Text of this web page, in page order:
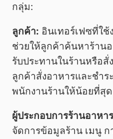
กลุ่ม:
ลูกค้า: อินเทอร์เฟซที่ใช้
ช่วยให้ลูกค้าค้นหาร้าน
รับประทานในร้านหรือ
ลูกค้าสั่งอาหารและชำ
พนักงานร้านให้น้อยที่สุด
ผู้ประกอบการร้านอาหา
จัดการข้อมูลร้าน เมนู ก